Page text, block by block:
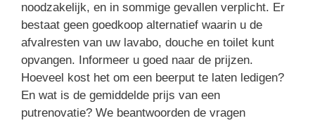
noodzakelijk, en in sommige gevallen verplicht. Er
bestaat geen goedkoop alternatief waarin u de
afvalresten van uw lavabo, douche en toilet kunt
opvangen. Informeer u goed naar de prijzen.
Hoeveel kost het om een beerput te laten ledigen?
En wat is de gemiddelde prijs van een
putrenovatie? We beantwoorden de vragen